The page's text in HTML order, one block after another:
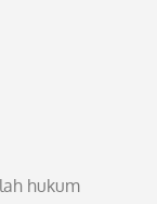
hukum